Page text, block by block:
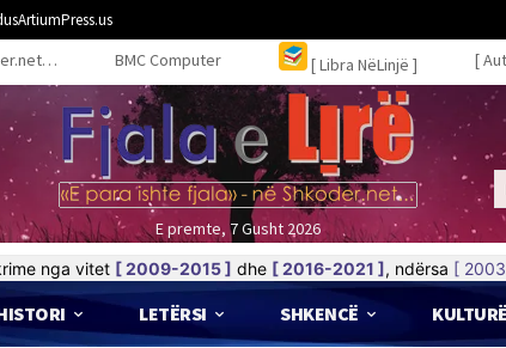
BMC Computer [ Libra NëLinjë ] [
E premte, 7 Gusht 2026
nga vitet [ 2009-2015 ] dhe [ 2016-2021 ], ndërsa [
LETËRSI SHKENCË KULTURË